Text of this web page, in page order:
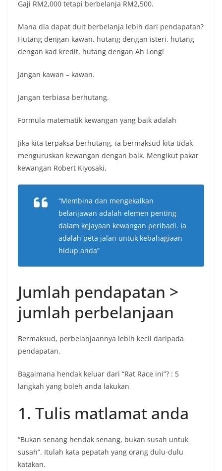
Gaji RM2,000 tetapi berbelanja RM2,500.
Mana dia dapat duit berbelanja lebih dari pendapatan?
Hutang dengan kawan, hutang dengan isteri, hutang
dengan kad kredit, hutang dengan Ah Long!
Jangan kawan – kawan.
Jangan terbiasa berhutang.
Formula matematik kewangan yang baik adalah
Jika kita terpaksa berhutang, ia bermaksud kita tidak
menguruskan kewangan dengan baik. Mengikut pakar
kewangan Robert Kiyosaki,
“Membina dan mengekalkan
belanjawan adalah elemen penting
dalam kejayaan kewangan peribadi. Ia
adalah peta jalan untuk kebahagiaan
hidup anda”
Jumlah pendapatan >
jumlah perbelanjaan
Bermaksud, perbelanjaannya lebih kecil daripada
pendapatan.
Bagaimana hendak keluar dari “Rat Race ini”? : 5
langkah yang boleh anda lakukan
1. Tulis matlamat anda
“Bukan senang hendak senang, bukan susah untuk
susah”. Itulah kata pepatah yang orang dulu-dulu
katakan.